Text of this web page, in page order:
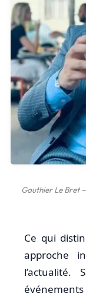
Gauthier Le Bret
Ce qui
approche
l’actualité.